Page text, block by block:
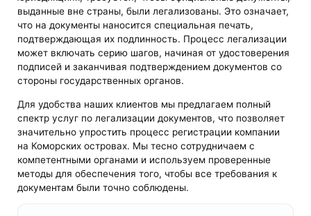
выданные вне страны, были легализованы. Это означает,
что на документы наносится специальная печать,
подтверждающая их подлинность. Процесс легализации
может включать серию шагов, начиная от удостоверения
подписей и заканчивая подтверждением документов со
стороны государственных органов.
Для удобства наших клиентов мы предлагаем полный
спектр услуг по легализации документов, что позволяет
значительно упростить процесс регистрации компании
на Коморских островах. Мы тесно сотрудничаем с
компетентными органами и используем проверенные
методы для обеспечения того, чтобы все требования к
документам были точно соблюдены.